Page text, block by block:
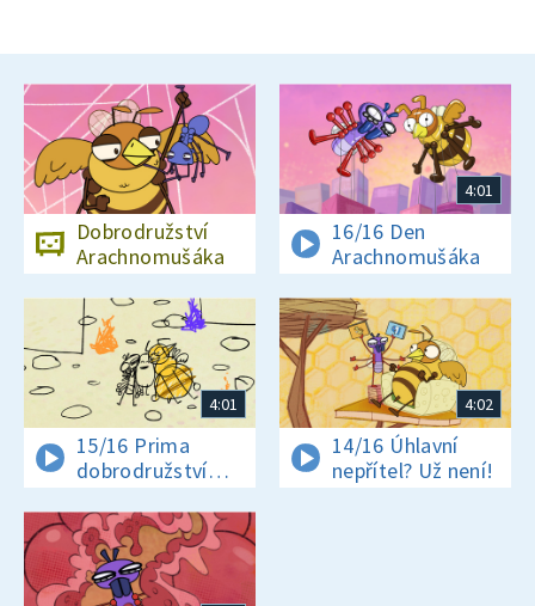
Dobrodružství
Arachnomušáka
4:01
16/16 Den
Arachnomušáka
4:01
15/16 Prima
dobrodružství
Arachnomušáka
a Píbín
4:02
14/16 Úhlavní
nepřítel? Už není!